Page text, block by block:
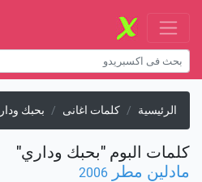
الرئيسية كلمات اغانى بحبك
كلمات البوم "بحبك وداري"
مادلين مطر 2006